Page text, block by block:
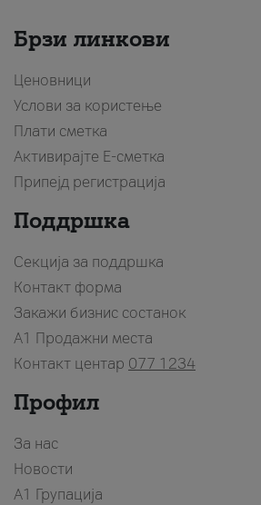
Брзи линкови
Ценовници
Услови за користење
Плати сметка
Активирајте Е-сметка
Припејд регистрација
Поддршка
Секција за поддршка
Контакт форма
Закажи бизнис состанок
A1 Продажни места
Контакт центар 077 1234
Профил
За нас
Новости
А1 Групација